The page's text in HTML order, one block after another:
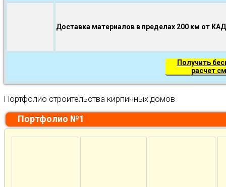
Доставка материалов в пределах 200 км от
Получить
расчет
Портфолио строительства кирпичных домов
Портфолио №1